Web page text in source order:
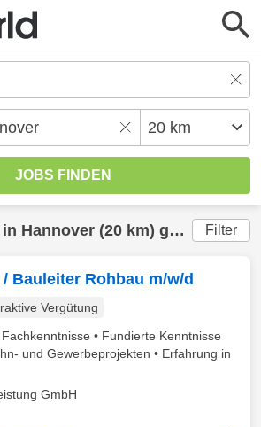
Hannover (20 km) gefunden Filter
Bauleiter Rohbau m/w/d
Vergütung
Fachkenntnisse • Fundierte Kenntnisse
und Gewerbeprojekten • Erfahrung in
GmbH